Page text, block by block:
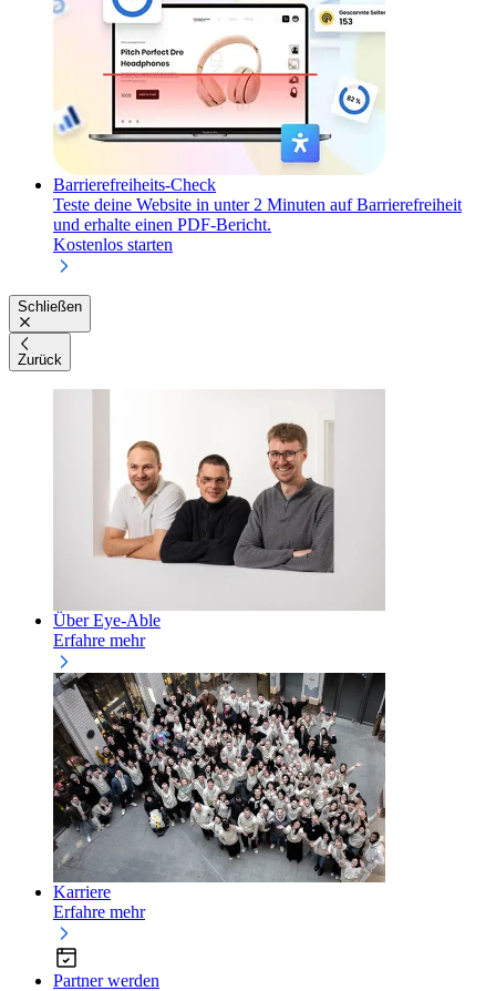
Barrierefreiheits-Check
Teste deine Website in unter 2 Minuten auf Barrierefreiheit
und erhalte einen PDF-Bericht.
Kostenlos starten
Schließen
Zurück
Über Eye-Able
Erfahre mehr
Karriere
Erfahre mehr
Partner werden